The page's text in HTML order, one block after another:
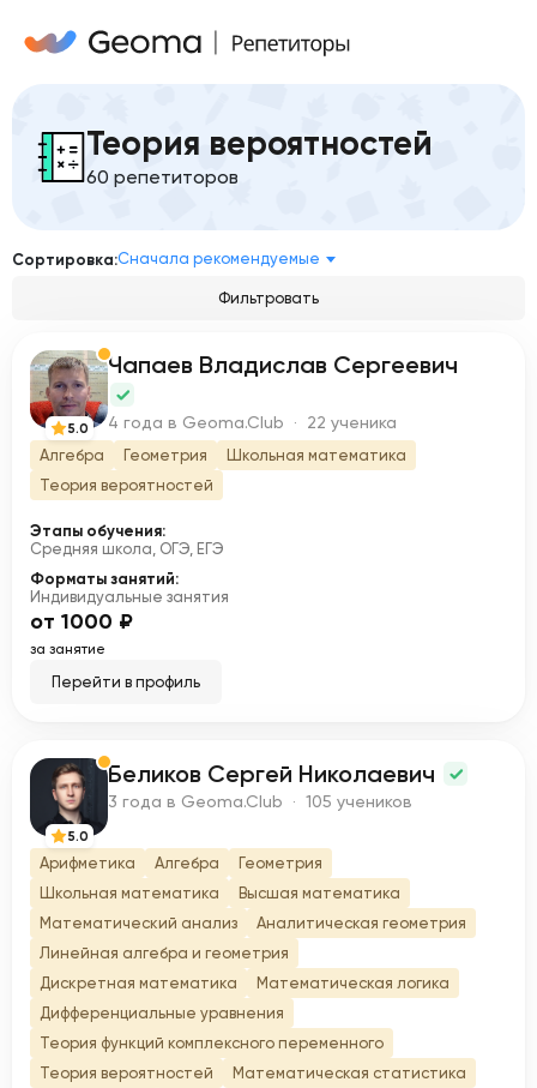
Теория вероятностей
60 репетиторов
Сортировка:Сначала рекомендуемые
Фильтровать
Ч
5.0
Чапаев Владислав Сергеевич
4 года в Geoma.Club · 22 ученика
Алгебра Геометрия
Школьная математика
Теория вероятностей
Этапы обучения:
Средняя школа, ОГЭ, ЕГЭ
Форматы занятий:
Индивидуальные занятия
от 1000 ₽
за занятие
Перейти в профиль
Б
5.0
Беликов Сергей Николаевич
3 года в Geoma.Club · 105 учеников
Арифметика Алгебра
Геометрия
Школьная математика
Высшая математика
Математический анализ
Аналитическая геометрия
Линейная алгебра и геометрия
Дискретная математика
Математическая логика
Дифференциальные уравнения
Теория функций комплексного переменного
Теория вероятностей
Математическая статистика